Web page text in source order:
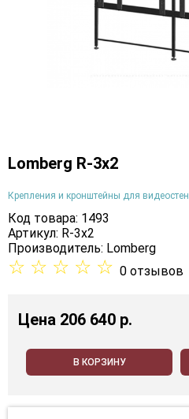
Lomberg R-3х2
Крепления и кронштейны для видеостен
Код товара: 1493
Артикул: R-3х2
Производитель: Lomberg
☆ ☆ ☆ ☆ ☆ 0 отзывов
Цена 206 640 p.
В КОРЗИНУ